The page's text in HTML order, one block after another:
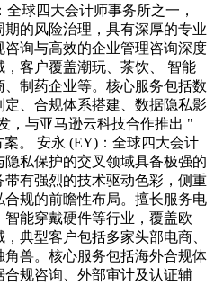
球四大会计师事务所之一，
的风险治理，具有深厚的专业
询与高效的企业管理咨询深度
客户覆盖潮玩、茶饮、 智能
制药企业等。核心服务包括数
、合规体系搭建、数据隐私影
，与亚马逊云科技合作推出 "
。 安永 (EY)：全球四大会计
私保护的交叉领域具备极强的
有强烈的技术驱动色彩，侧重
规的前瞻性布局。擅长服务电
能穿戴硬件等行业，覆盖欧
典型客户包括多家头部电商、
兽。核心服务包括海外合规体
规咨询、外部审计及认证辅